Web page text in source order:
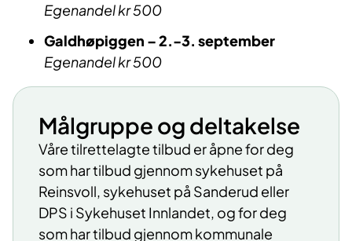
Egenandel kr 500
Galdhøpiggen – 2.-3. september
Egenandel kr 500
Målgruppe og deltakelse
Våre tilrettelagte tilbud er åpne for deg
som har tilbud gjennom sykehuset på
Reinsvoll, sykehuset på Sanderud eller
DPS i Sykehuset Innlandet, og for deg
som har tilbud gjennom kommunale